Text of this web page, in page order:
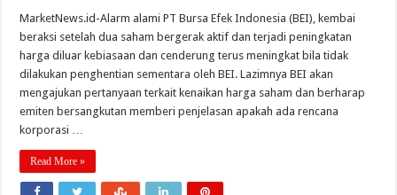
MarketNews.id-Alarm alami PT Bursa Efek Indonesia (BEI), kembai
beraksi setelah dua saham bergerak aktif dan terjadi peningkatan
harga diluar kebiasaan dan cenderung terus meningkat bila tidak
dilakukan penghentian sementara oleh BEI. Lazimnya BEI akan
mengajukan pertanyaan terkait kenaikan harga saham dan berharap
emiten bersangkutan memberi penjelasan apakah ada rencana
korporasi …
Read More »